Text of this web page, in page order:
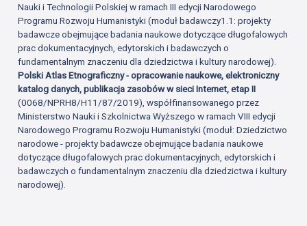
Nauki i Technologii Polskiej w ramach III edycji Narodowego
Programu Rozwoju Humanistyki (moduł badawczy1.1: projekty
badawcze obejmujące badania naukowe dotyczące długofalowych
prac dokumentacyjnych, edytorskich i badawczych o
fundamentalnym znaczeniu dla dziedzictwa i kultury narodowej).
Polski Atlas Etnograficzny - opracowanie naukowe, elektroniczny
katalog danych, publikacja zasobów w sieci Internet, etap II
(0068/NPRH8/H11/87/2019), współfinansowanego przez
Ministerstwo Nauki i Szkolnictwa Wyższego w ramach VIII edycji
Narodowego Programu Rozwoju Humanistyki (moduł: Dziedzictwo
narodowe - projekty badawcze obejmujące badania naukowe
dotyczące długofalowych prac dokumentacyjnych, edytorskich i
badawczych o fundamentalnym znaczeniu dla dziedzictwa i kultury
narodowej).